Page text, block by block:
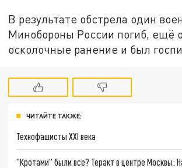
В результате обстрела один
Минобороны России погиб, ещё
осколочные ранение и был
ЧИТАЙТЕ ТАКЖЕ:
Технофашисты XXI века
"Кротами" были все? Теракт в центре Москвы: